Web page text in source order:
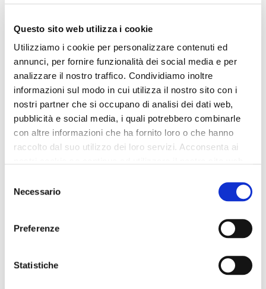
Questo sito web utilizza i cookie
Utilizziamo i cookie per personalizzare contenuti ed
annunci, per fornire funzionalità dei social media e per
analizzare il nostro traffico. Condividiamo inoltre
informazioni sul modo in cui utilizza il nostro sito con i
nostri partner che si occupano di analisi dei dati web,
pubblicità e social media, i quali potrebbero combinarle
con altre informazioni che ha fornito loro o che hanno
raccolto dal suo utilizzo dei loro servizi. Acconsenta ai
delNecessario
Preferenze
Statistiche